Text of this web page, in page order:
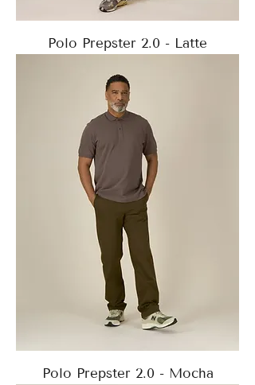
Polo Prepster 2.0 - Latte
Polo Prepster 2.0 - Mocha